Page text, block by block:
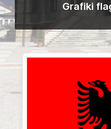
Grafiki